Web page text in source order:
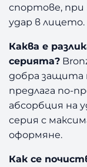
спортове,
удар в лицето.
Каква е
серията?
добра защита
предлага по-
абсорбция на
серия с
оформяне.
Как се